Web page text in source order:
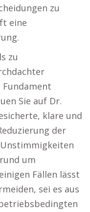
zu
eine
zu
Sie auf Dr.
klare und
der
um
Fällen lässt
sei es aus